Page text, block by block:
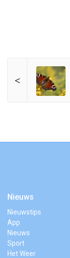
<
Nieuws
Nieuwstips
App
Nieuws
Sport
Het Weer